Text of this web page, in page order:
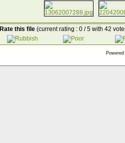
Rate this file (current rating : 0 / 5 with 42